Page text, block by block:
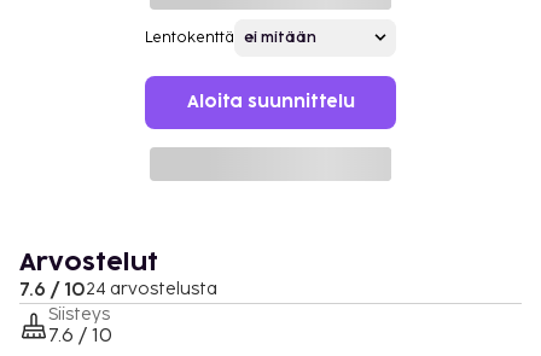
Lentokenttä
Aloita suunnittelu
Arvostelut
7.6 / 1024 arvostelusta
Siisteys
7.6 / 10